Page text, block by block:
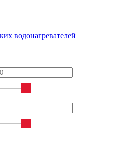
водонагревателей